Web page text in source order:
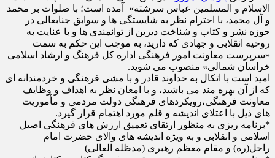
الاسلام و المسلمین عباس سرشته» آمده است؛ با صلوات بر محمد
و آل محمد، با احترام نظر به شایستگی ها و سوابق جنابعالی در
حوزه نشر و کتاب و شناخت دیرین از توانمندی ها و با عنایت به
روحیه انقلابی و جهادی که دارید، به موجب این حکم به سمت
«سرپرست معاونت امور فرهنگی اداره کل فرهنگ و ارشاد اسلامی
خراسان شمالی» منصوب می شوید.
امید است با اتکال به خداوند قادر و با مشی فرهنگی و خردمندانه ای
که از آن بهره مند می باشید، و با امعان نظر به اهداف و وظایف
معاونت فرهنگی،رویکردهای فرهنگی دولت مردمی و مأموریت
های ذیل با اعتلای اندیشه و قلم مورد اهتمام قرار گیرد.
*برنامه ریزی به منظور ارتقای تعمیق ارزش های فرهنگی اصیل
اسلامی و انقلابی و به ویژه اندیشه های والای حضرت امام
راحل(ره) و مقام معظم رهبری (مدظله العالی)